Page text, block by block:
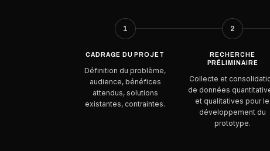
1
CADRAGE DU PROJET
Définition du problème,
audience, bénéfices
attendus, solutions
existantes, contraintes.
2
RECHERCHE
PRÉLIMINAIRE
Collecte et
de données
et qualitatives pour le
développement du
prototype.